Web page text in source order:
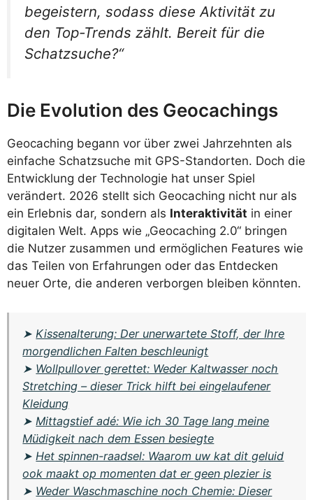
begeistern, sodass diese Aktivität zu
den Top-Trends zählt. Bereit für die
Schatzsuche?“
Die Evolution des Geocachings
Geocaching begann vor über zwei Jahrzehnten als
einfache Schatzsuche mit GPS-Standorten. Doch die
Entwicklung der Technologie hat unser Spiel
verändert. 2026 stellt sich Geocaching nicht nur als
ein Erlebnis dar, sondern als Interaktivität in einer
digitalen Welt. Apps wie „Geocaching 2.0“ bringen
die Nutzer zusammen und ermöglichen Features wie
das Teilen von Erfahrungen oder das Entdecken
neuer Orte, die anderen verborgen bleiben könnten.
➤Kissenalterung: Der unerwartete Stoff, der Ihre
morgendlichen Falten beschleunigt
➤ Wollpullover gerettet: Weder Kaltwasser noch
Stretching – dieser Trick hilft bei eingelaufener
Kleidung
➤Mittagstief adé: Wie ich 30 Tage lang meine
Müdigkeit nach dem Essen besiegte
➤Het spinnen-raadsel: Waarom uw kat dit geluid
ook maakt op momenten dat er geen plezier is
➤ Weder Waschmaschine noch Chemie: Dieser